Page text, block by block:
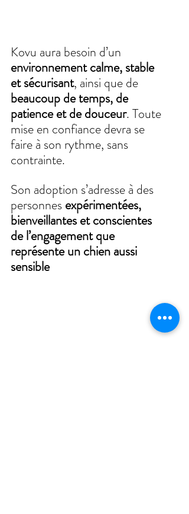
Kovu aura besoin d’un
environnement calme, stable
et sécurisant, ainsi que de
beaucoup de temps, de
patience et de douceur. Toute
mise en confiance devra se
faire à son rythme, sans
contrainte.
Son adoption s’adresse à des
personnes expérimentées,
bienveillantes et conscientes
de l’engagement que
représente un chien aussi
sensible